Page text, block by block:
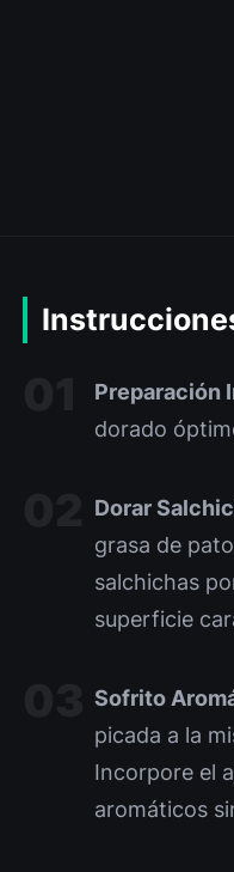
Preparación
dorado
Dorar
grasa de
salchichas
superficie
Sofrito
picada a la
Incorpore el
aromáticos